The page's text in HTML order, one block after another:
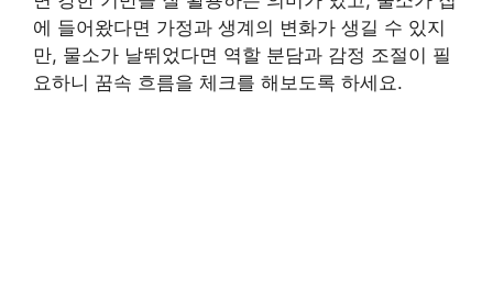
에 들어왔다면 가정과 생계의 변화가 생길 수 있지
만, 물소가 날뛰었다면 역할 분담과 감정 조절이 필
요하니 꿈속 흐름을 체크를 해보도록 하세요.